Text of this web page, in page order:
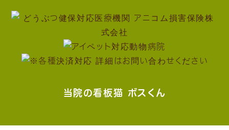
当院の看板猫 ボスくん